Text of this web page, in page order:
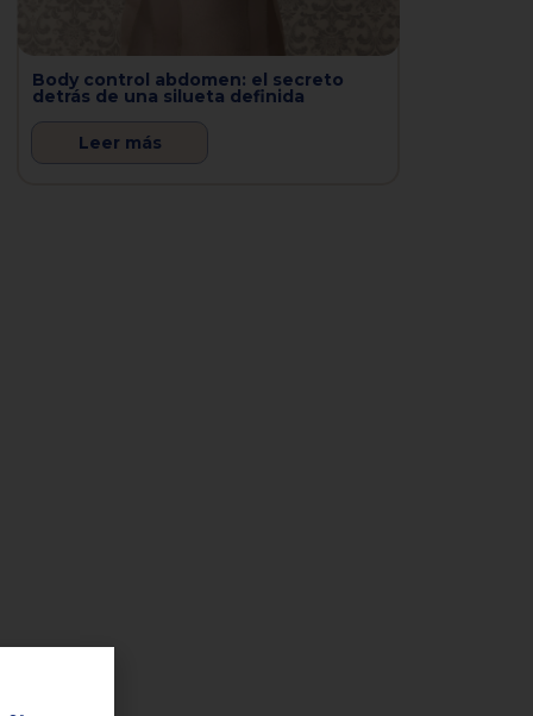
Body control abdomen: el secreto
detrás de una silueta definida
Leer más